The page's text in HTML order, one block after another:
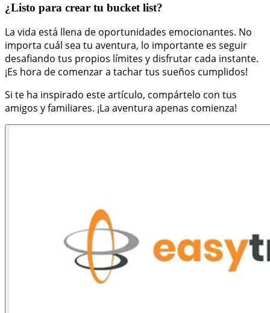
¿Listo para crear tu bucket list?
La vida está llena de oportunidades emocionantes. No
importa cuál sea tu aventura, lo importante es seguir
desafiando tus propios límites y disfrutar cada instante.
¡Es hora de comenzar a tachar tus sueños cumplidos!
Si te ha inspirado este artículo, compártelo con tus
amigos y familiares. ¡La aventura apenas comienza!